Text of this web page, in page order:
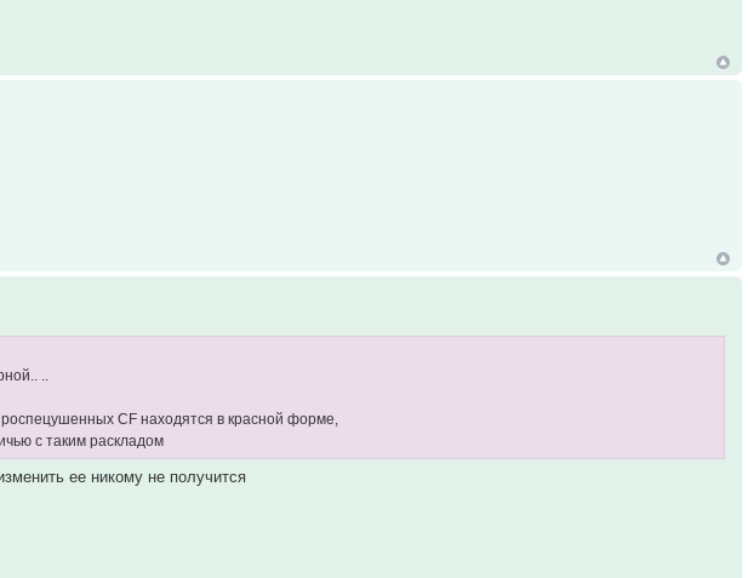
..
CF находятся в красной форме,
с таким раскладом
ее никому не получится